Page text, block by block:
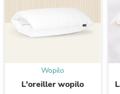
Wopilo
L'oreiller wopilo